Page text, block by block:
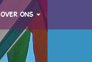
OVER ONS